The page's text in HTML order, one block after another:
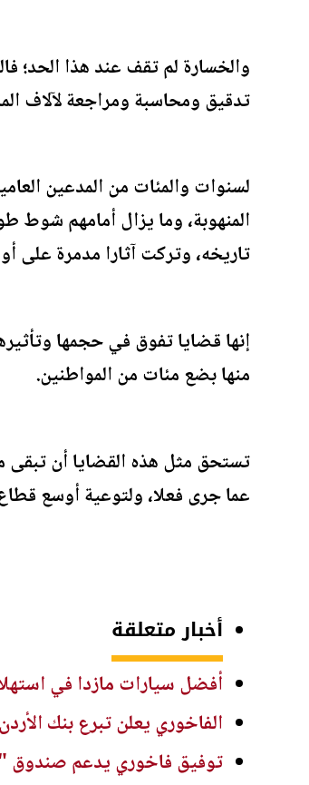
والخسارة لم تقف عند هذا الحد؛
تدقيق ومحاسبة ومراجعة لآلاف
لسنوات والمئات من المدعين
المنهوبة، وما يزال أمامهم شوط
تاريخه، وتركت آثارا مدمرة على
إنها قضايا تفوق في حجمها
منها بضع مئات من المواطنين.
تستحق مثل هذه القضايا أن تبقى
عما جرى فعلا، ولتوعية أوسع
أخبار متعلقة
أفضل سيارات مازدا في استهلاك
الفاخوري يعلن تبرع بنك
توفيق فاخوري يدعم صندوق